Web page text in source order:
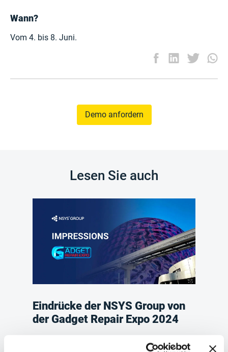
Wann?
Vom 4. bis 8. Juni.
Demo anfordern
Lesen Sie auch
Eindrücke der NSYS Group von
der Gadget Repair Expo 2024